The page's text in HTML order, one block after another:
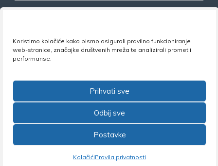
Koristimo kolačiće kako bismo osigurali pravilno funkcioniranje
web-stranice, značajke društvenih mreža te analizirali promet i
performanse.
Prihvati sve
Odbij sve
Postavke
KolačićiPravila privatnosti
Nezavisni sindikat znanosti i visokog
obrazovanja
Adresa: Florijana Andrašeca 18A / VI kat • 10 000
+385 1 4847 337